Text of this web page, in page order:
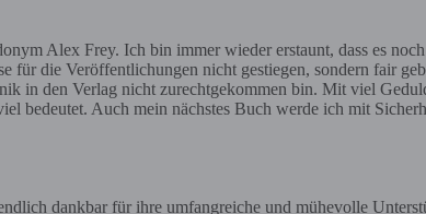
Alex Frey. Ich bin immer wieder erstaunt, dass es
für die Veröffentlichungen nicht gestiegen, sondern fair
in den Verlag nicht zurechtgekommen bin. Mit viel
bedeutet. Auch mein nächstes Buch werde ich mit
dankbar für ihre umfangreiche und mühevolle